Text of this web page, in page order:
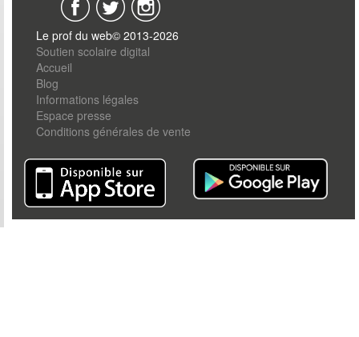
Le prof du web© 2013-2026
Soutien scolaire digital
Accueil
Blog
Informations légales
Espace presse
Conditions générales de vente